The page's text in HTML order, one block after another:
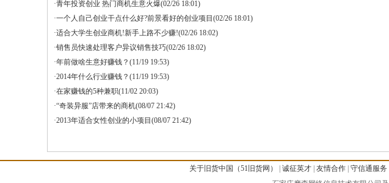
·青年投资创业 热门商机生意火爆(02/26 18:01)
·一个人自己创业干点什么好?前景看好的创业项目 (02/26 18:01)
·适合大学生创业商机!新手上路不少赚!(02/26 18:02)
·销售员快速处理客户异议销售技巧(02/26 18:02)
·年前做啥生意好赚钱？ (11/19 19:53)
·2014年什么行业赚钱？ (11/19 19:53)
·在家赚钱的5种兼职(11/02 20:03)
·“奇装异服”店带来的商机(08/07 21:42)
·2013年适合女性创业的小项目 (08/07 21:42)
关于旧货中国（51旧货网） 诚征英才| 友情合作| 守信通服务